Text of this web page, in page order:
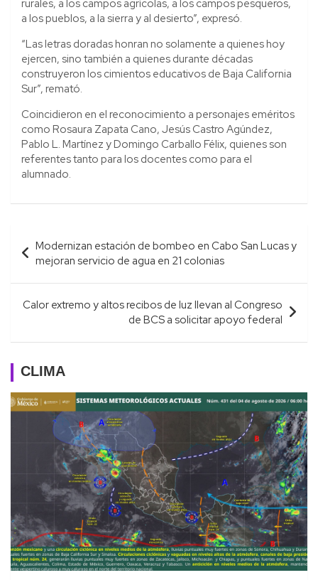
rurales, a los campos agrícolas, a los campos pesqueros,
a los pueblos, a la sierra y al desierto”, expresó.
“Las letras doradas honran no solamente a quienes hoy
ejercen, sino también a quienes durante décadas
construyeron los cimientos educativos de Baja California
Sur”, remató.
Coincidieron en el reconocimiento a personajes eméritos
como Rosaura Zapata Cano, Jesús Castro Agúndez,
Pablo L. Martínez y Domingo Carballo Félix, quienes son
referentes tanto para los docentes como para el
alumnado.
Navegación
de
entradas
Modernizan estación de bombeo en Cabo San Lucas y
mejoran servicio de agua en 21 colonias
Calor extremo y altos recibos de luz llevan al Congreso
de BCS a solicitar apoyo federal
CLIMA